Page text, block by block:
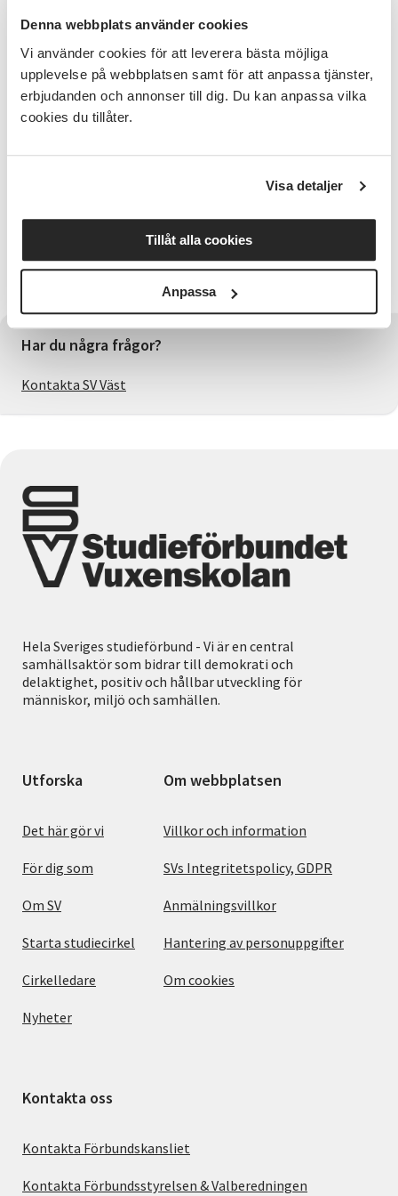
Denna webbplats använder cookies
Vi använder cookies för att leverera bästa möjliga
upplevelse på webbplatsen samt för att anpassa tjänster,
erbjudanden och annonser till dig. Du kan anpassa vilka
cookies du tillåter.
Visa detaljer
Tillåt alla cookies
Anpassa
Guider
Bengt och Anne Hermansson
Bra att veta
Medtag egen fika. Begränsat antal platser.
Bokning
Bokning av plats via Bengt och Anne Hermansson tel.
Samarrangemang mellan Orust kommun, Svenska
kyrkan på Orust och Studieförbundet Vuxenskolan.
Har du några frågor?
Kontakta SV Väst
Hela Sveriges studieförbund - Vi är en central
samhällsaktör som bidrar till demokrati och
delaktighet, positiv och hållbar utveckling för
människor, miljö och samhällen.
Utforska
Det här gör vi
För dig som
Om SV
Starta studiecirkel
Cirkelledare
Nyheter
Om webbplatsen
Villkor och information
SVs Integritetspolicy, GDPR
Anmälningsvillkor
Hantering av personuppgifter
Om cookies
Kontakta oss
Kontakta Förbundskansliet
Kontakta Förbundsstyrelsen & Valberedningen